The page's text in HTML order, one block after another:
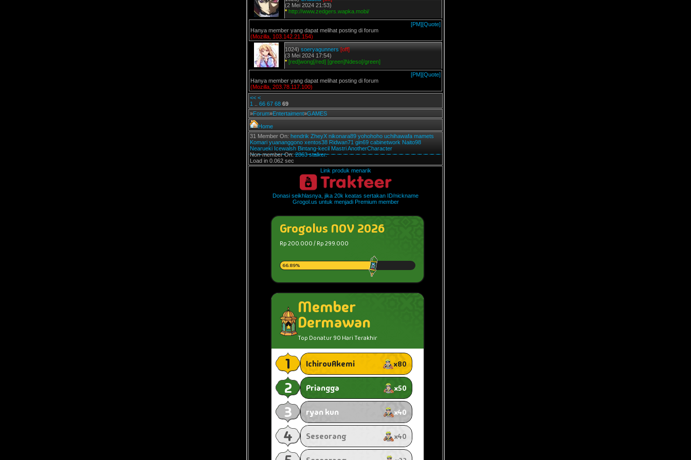
(2 Mei 2024 21:53)
* http://www.zedgers.wapka.mobi/
[PM][Quote]
Hanya member yang dapat melihat posting di forum
(Mozilla, 103.142.21.154)
1024) soeryagunners [off]
(3 Mei 2024 17:54)
* [red]wong[/red] [green]Ndeso[/green]
[PM][Quote]
Hanya member yang dapat melihat posting di forum
(Mozilla, 203.78.117.100)
<< <
1
66 67 68 69
»Forum»Entertaiment»GAMES
Home
31 Member On: hendrik ZheyX nikonara89 yohohoho uchihawafa mamets
Komari yuananggono xentos38 Ridwan71 gin69 cabinetwork Naito98
Nearueki Icewalsh Bintang-kecil MastriAnotherCharacter
Non-member On:2863 stalker.
Load in 0.062 sec
Link produk menarik
Donasi seikhlasnya, jika 20k keatas sertakan ID/nickname
Grogol.us untuk menjadi Premium member